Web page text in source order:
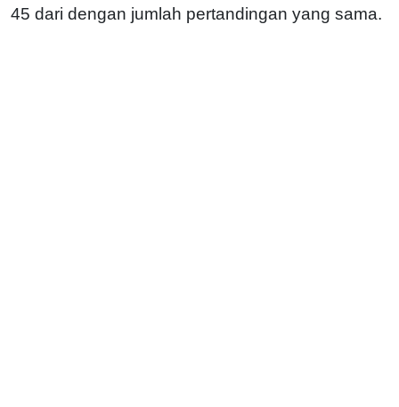
45 dari dengan jumlah pertandingan yang sama.